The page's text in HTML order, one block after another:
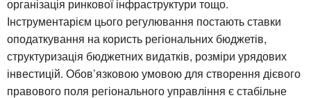
організація ринкової інфраструктури тощо.
Інструментарієм цього регулювання постають ставки
оподаткування на користь регіональних бюджетів,
структуризація бюджетних видатків, розміри урядових
інвестицій. Обов’язковою умовою для створення дієвого
правового поля регіонального управління є стабільне